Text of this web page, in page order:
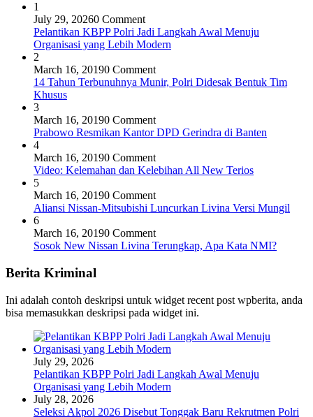
1
July 29, 20260 Comment
Pelantikan KBPP Polri Jadi Langkah Awal Menuju
Organisasi yang Lebih Modern
2
March 16, 20190 Comment
14 Tahun Terbunuhnya Munir, Polri Didesak Bentuk Tim
Khusus
3
March 16, 20190 Comment
Prabowo Resmikan Kantor DPD Gerindra di Banten
4
March 16, 20190 Comment
Video: Kelemahan dan Kelebihan All New Terios
5
March 16, 20190 Comment
Aliansi Nissan-Mitsubishi Luncurkan Livina Versi Mungil
6
March 16, 20190 Comment
Sosok New Nissan Livina Terungkap, Apa Kata NMI?
Berita Kriminal
Ini adalah contoh deskripsi untuk widget recent post wpberita, anda
bisa memasukkan deskripsi pada widget ini.
July 29, 2026
Pelantikan KBPP Polri Jadi Langkah Awal Menuju
Organisasi yang Lebih Modern
July 28, 2026
Seleksi Akpol 2026 Disebut Tonggak Baru Rekrutmen Polri